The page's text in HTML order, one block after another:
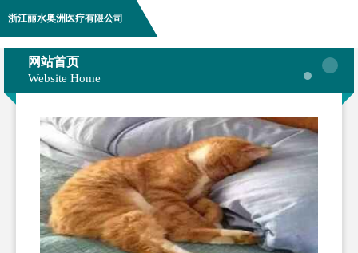
浙江丽水奥洲医疗有限公司
网站首页
Website Home